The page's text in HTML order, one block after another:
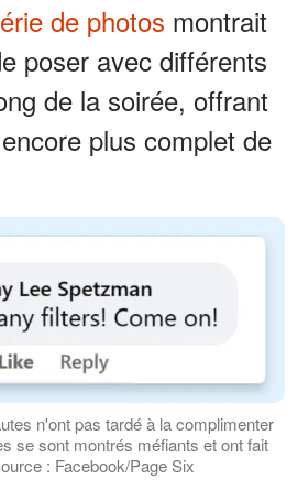
de photos montrait
poser avec différents
de la soirée, offrant
plus complet de
n'ont pas tardé à la complimenter
se sont montrés méfiants et ont fait
: Facebook/Page Six